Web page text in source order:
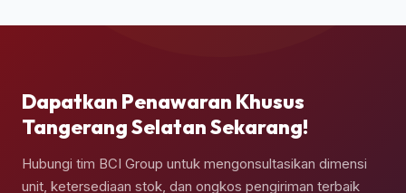
Dapatkan Penawaran Khusus
Tangerang Selatan Sekarang!
Hubungi tim BCI Group untuk mengonsultasikan dimensi
unit, ketersediaan stok, dan ongkos pengiriman terbaik